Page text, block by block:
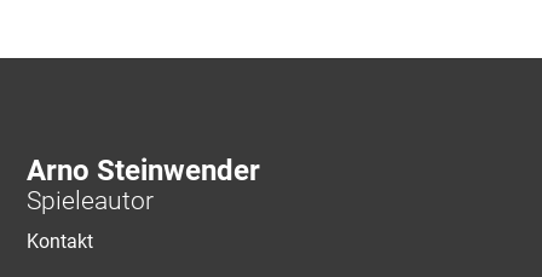
Arno Steinwender
Spieleautor
Kontakt